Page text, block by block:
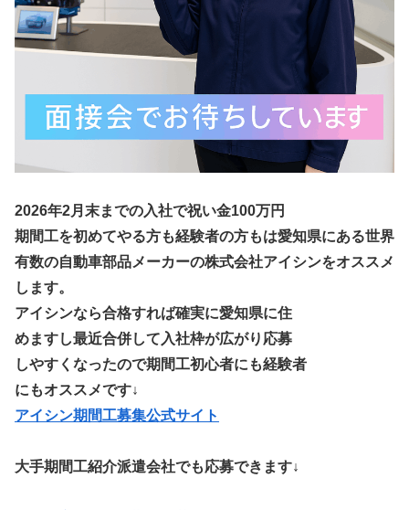
2026年2月末までの入社で祝い金100万円
期間工を初めてやる方も経験者の方もは愛知県にある世界
有数の自動車部品メーカーの株式会社アイシンをオススメ
します。
アイシンなら合格すれば確実に愛知県に住
めますし最近合併して入社枠が広がり応募
しやすくなったので期間工初心者にも経験者
にもオススメです↓
アイシン期間工募集公式サイト
大手期間工紹介派遣会社でも応募できます↓